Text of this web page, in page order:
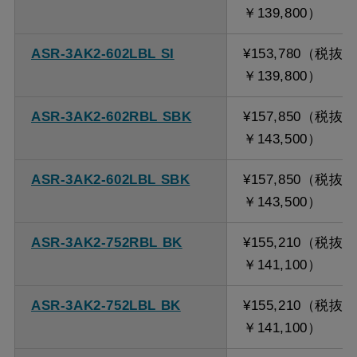
￥139,800）
ASR-3AK2-602LBL SI
¥153,780（税抜
￥139,800）
ASR-3AK2-602RBL SBK
¥157,850（税抜
￥143,500）
ASR-3AK2-602LBL SBK
¥157,850（税抜
￥143,500）
ASR-3AK2-752RBL BK
¥155,210（税抜
￥141,100）
ASR-3AK2-752LBL BK
¥155,210（税抜
￥141,100）